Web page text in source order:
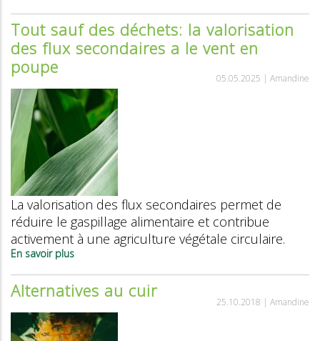
vs
animal
Swissveg
prix
des
alternatives
à
la
viande
Tout sauf des déchets: la valorisation
des flux secondaires a le vent en
poupe
05.05.2025 | Amandine
La valorisation des flux secondaires permet de
réduire le gaspillage alimentaire et contribue
activement à une agriculture végétale circulaire.
En savoir plus
sauf
des
la
valorisation
Alternatives au cuir
25.10.2018 | Amandine